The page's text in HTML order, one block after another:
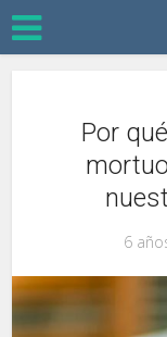
Por
6